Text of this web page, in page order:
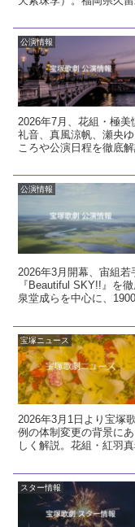
公演情報
2026年7月、花組・極
礼音、真風涼帆、瀬央
ころや公演日程を徹底
公演情報
2026年3月開幕、宙組
『Beautiful SKY!!』を
泉堂成らを中心に、
宝塚ニュース
2026年3月1日より宝塚
例の体制変更の背景に
しく解説。花組・紅羽
スター情報